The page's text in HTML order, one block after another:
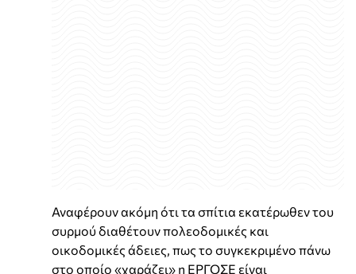
Αναφέρουν ακόμη ότι τα σπίτια εκατέρωθεν του
συρμού διαθέτουν πολεοδομικές και
οικοδομικές άδειες, πως το συγκεκριμένο πάνω
στο οποίο «χαράζει» η ΕΡΓΟΣΕ είναι